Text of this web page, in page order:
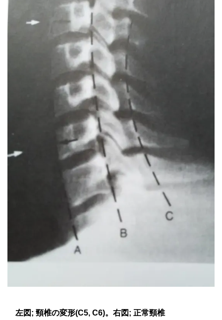
左図; 頸椎の変形(C5, C6)。右図; 正常頸椎